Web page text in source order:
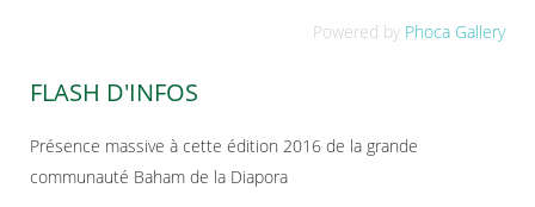
Powered by Phoca Gallery
FLASH D'INFOS
Présence massive à cette édition 2016 de la grande
communauté Baham de la Diapora